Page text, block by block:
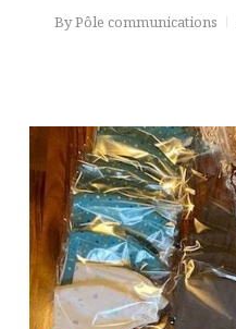
ByPôle communications